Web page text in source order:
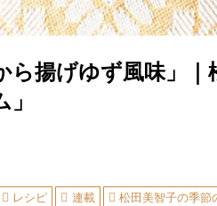
ら揚げゆず風味」
レシピ 連載 松田美智子の季節